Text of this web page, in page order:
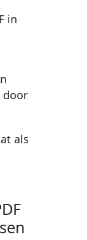
in
door
als